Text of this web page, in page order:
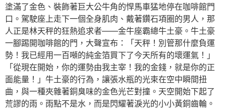
塗滿了金色、裝飾著巨大公牛角的悍馬車猛地停在咖啡館門
口。駕駛座上走下一個全身肌肉、戴著鑽石項圈的男人，那
人正是林天秤的狂熱追求者——金牛座霸總牛土豪。牛土豪
一腳踢開咖啡館的門，大聲宣布：「天秤！別管那什麼負運
勢！我已經用一百噸的純金箔買下了今天所有的壞運氣！」
「從現在開始，你的運勢由我主宰！我的金錢，就是你的正
面能量！」牛土豪的行為，讓張水瓶的光束在空中瞬間扭
曲，與一種夾雜著銅臭味的金色光芒對撞。天空開始下起了
荒謬的雨。雨點不是水，而是閃耀著淚光的小小黃銅齒輪。